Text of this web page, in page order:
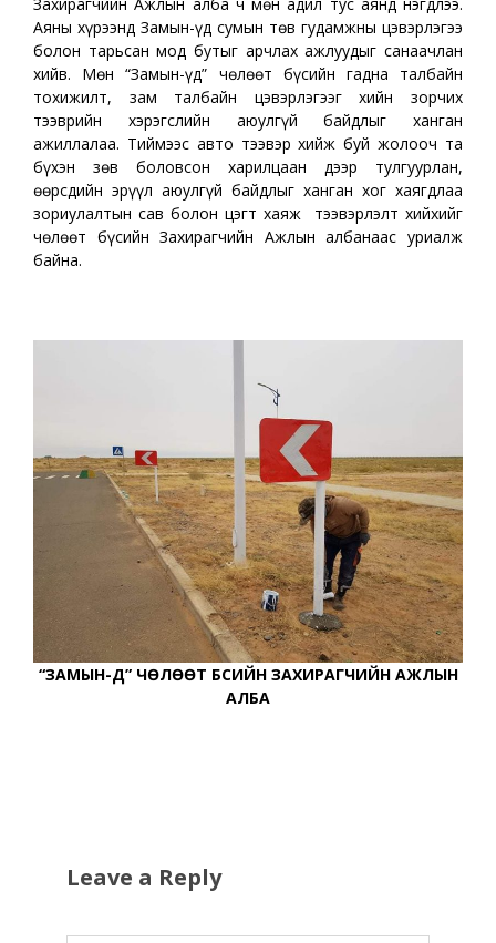
Аяны хүрээнд Замын-Үүд сумын төв гудамжны цэвэрлэгээ
болон тарьсан мод бутыг арчлах ажлуудыг санаачлан
хийв. Мөн “Замын-Үүд” чөлөөт бүсийн гадна талбайн
тохижилт, зам талбайн цэвэрлэгээг хийн зорчих
тээврийн хэрэгслийн аюулгүй байдлыг ханган
ажиллалаа. Тиймээс авто тээвэр хийж буй жолооч та
бүхэн зөв боловсон харилцаан дээр тулгуурлан,
өөрсдийн эрүүл аюулгүй байдлыг ханган хог хаягдлаа
зориулалтын сав болон цэгт хаяж тээвэрлэлт хийхийг
чөлөөт бүсийн Захирагчийн Ажлын албанаас уриалж
байна.
“ЗАМЫН-ҮҮД” ЧӨЛӨӨТ БҮСИЙН ЗАХИРАГЧИЙН АЖЛЫН
АЛБА
Leave a Reply